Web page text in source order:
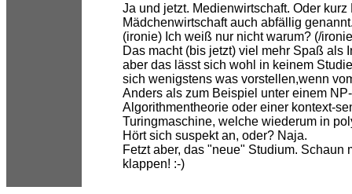
Ja und jetzt. Medienwirtschaft. Oder
Mädchenwirtschaft auch abfällig
(ironie) Ich weiß nur nicht warum? (/
Das macht (bis jetzt) viel mehr Spaß als
aber das lässt sich wohl in keinem
sich wenigstens was vorstellen,wenn
Anders als zum Beispiel unter einem
Algorithmentheorie oder einer kontext-
Turingmaschine, welche wiederum in
Hört sich suspekt an, oder? Naja.
Fetzt aber, das "neue" Studium. Schaun
klappen! :-)